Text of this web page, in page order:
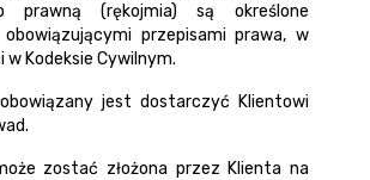
prawną (rękojmia) są określone
obowiązującymi przepisami prawa, w
Kodeksie Cywilnym.
jest dostarczyć Klientowi
zostać złożona przez Klienta na